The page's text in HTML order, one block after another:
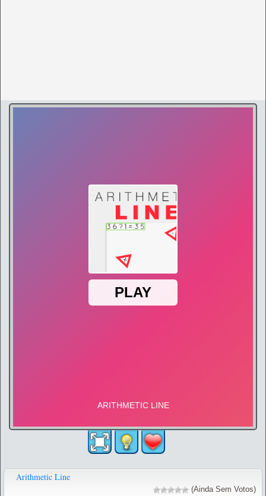
Arithmetic Line
(Ainda Sem Votos)